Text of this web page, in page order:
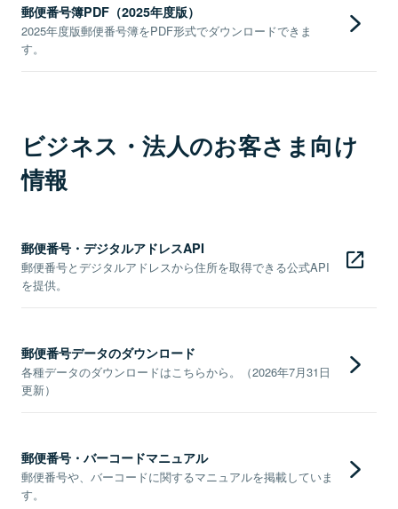
郵便番号簿PDF（2025年度版）
2025年度版郵便番号簿をPDF形式でダウンロードできま
す。
ビジネス・法人のお客さま向け
情報
郵便番号・デジタルアドレスAPI
郵便番号とデジタルアドレスから住所を取得できる公式API
を提供。
郵便番号データのダウンロード
各種データのダウンロードはこちらから。（2026年7月31日
更新）
郵便番号・バーコードマニュアル
郵便番号や、バーコードに関するマニュアルを掲載していま
す。